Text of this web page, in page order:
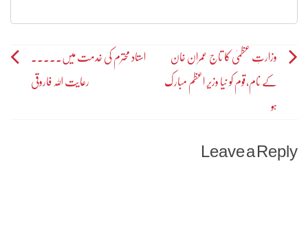
Post
navigation
وزارتِ عظمیٰ کا تاج عمران خان
کے نام،قوم کو نیا وزیر اعظم مبارک
ہو
استاد محترم کی خدمت میں۔۔۔۔۔
رعایت اللہ فاروقی
Leave a Reply